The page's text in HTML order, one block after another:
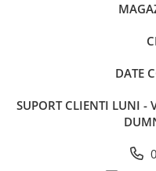
DATE
SUPORT CLIENTI LUNI -